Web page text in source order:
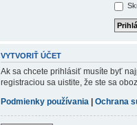
VYTVORIŤ ÚČET
Ak sa chcete prihlásiť musíte byť
registraciou sa uistite, že ste sa
Podmienky používania
Ochrana